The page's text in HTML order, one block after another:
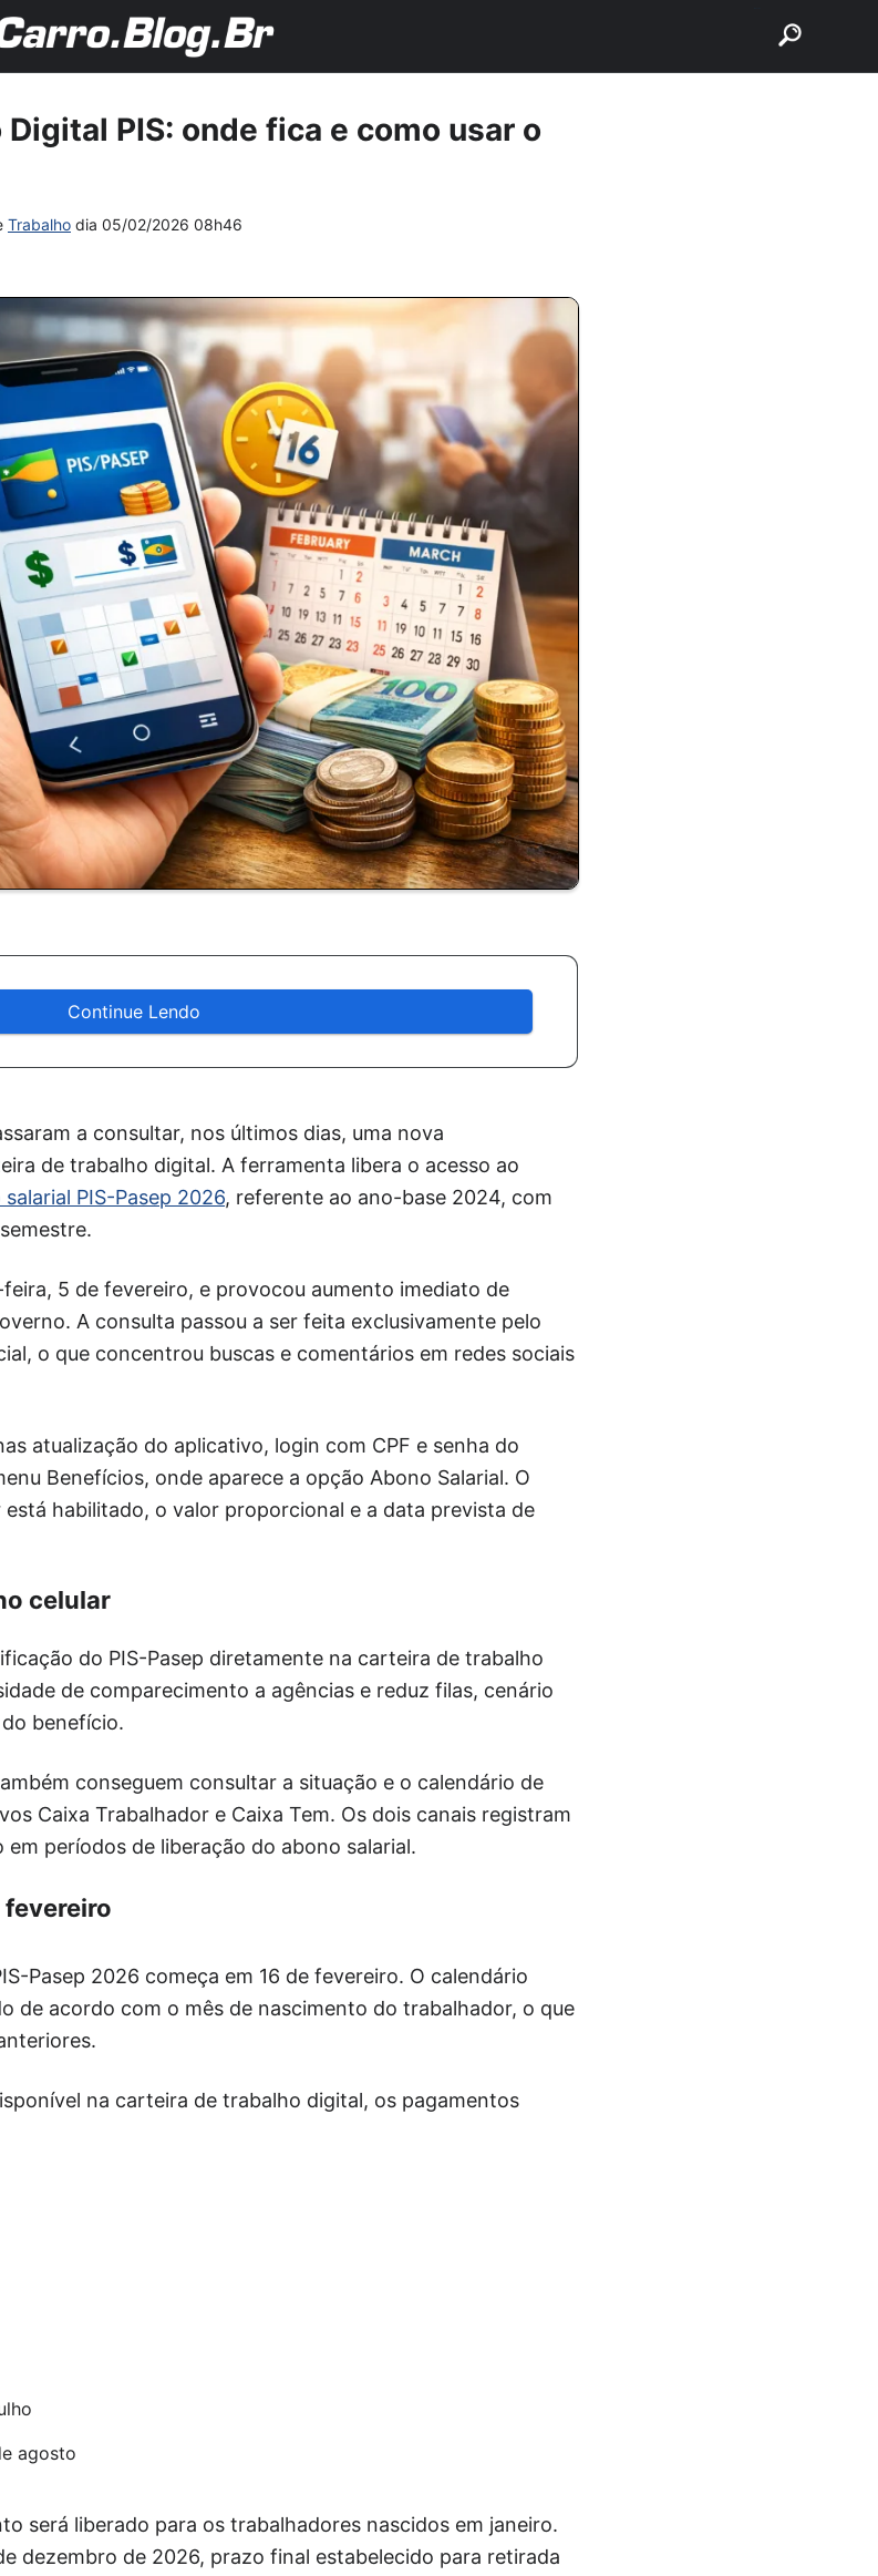
PIS: onde fica e como usar o
Trabalho dia 05/02/2026 08h46
Continue Lendo
a consultar, nos últimos dias, uma nova
de trabalho digital. A ferramenta libera o acesso ao
PIS-Pasep 2026, referente ao ano-base 2024, com
5 de fevereiro, e provocou aumento imediato de
A consulta passou a ser feita exclusivamente pelo
o que concentrou buscas e comentários em redes sociais
atualização do aplicativo, login com CPF e senha do
Benefícios, onde aparece a opção Abono Salarial. O
habilitado, o valor proporcional e a data prevista de
celular
do PIS-Pasep diretamente na carteira de trabalho
de comparecimento a agências e reduz filas, cenário
benefício.
conseguem consultar a situação e o calendário de
Caixa Trabalhador e Caixa Tem. Os dois canais registram
períodos de liberação do abono salarial.
fevereiro
Pasep 2026 começa em 16 de fevereiro. O calendário
de acordo com o mês de nascimento do trabalhador, o que
na carteira de trabalho digital, os pagamentos
agosto
será liberado para os trabalhadores nascidos em janeiro.
dezembro de 2026, prazo final estabelecido para retirada